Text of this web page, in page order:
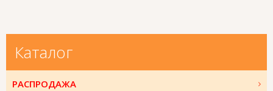
Каталог
РАСПРОДАЖА